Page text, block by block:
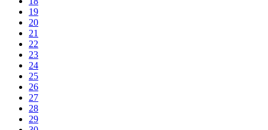
19
20
21
22
23
24
25
26
27
28
29